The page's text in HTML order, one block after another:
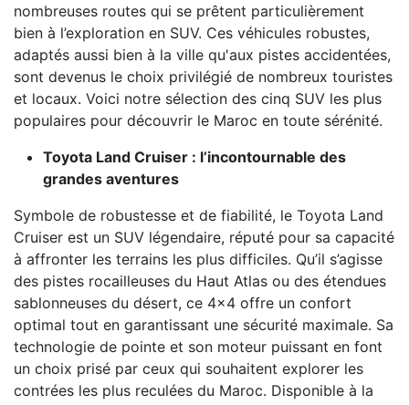
nombreuses routes qui se prêtent particulièrement
bien à l’exploration en SUV. Ces véhicules robustes,
adaptés aussi bien à la ville qu'aux pistes accidentées,
sont devenus le choix privilégié de nombreux touristes
et locaux. Voici notre sélection des cinq SUV les plus
populaires pour découvrir le Maroc en toute sérénité.
Toyota Land Cruiser : l’incontournable des
grandes aventures
Symbole de robustesse et de fiabilité, le Toyota Land
Cruiser est un SUV légendaire, réputé pour sa capacité
à affronter les terrains les plus difficiles. Qu’il s’agisse
des pistes rocailleuses du Haut Atlas ou des étendues
sablonneuses du désert, ce 4x4 offre un confort
optimal tout en garantissant une sécurité maximale. Sa
technologie de pointe et son moteur puissant en font
un choix prisé par ceux qui souhaitent explorer les
contrées les plus reculées du Maroc. Disponible à la